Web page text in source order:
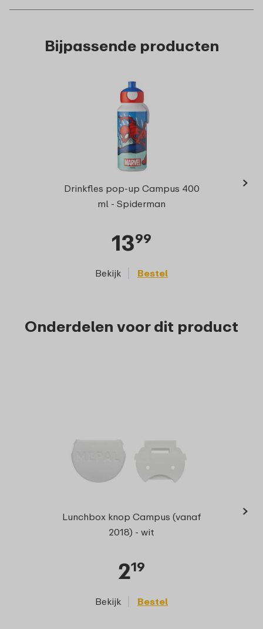
Bijpassende producten
Drinkfles pop-up Campus 400
ml - Spiderman
1399
Bekijk Bestel
›
Onderdelen voor dit product
Lunchbox knop Campus (vanaf
2018) - wit
219
Bekijk Bestel
›